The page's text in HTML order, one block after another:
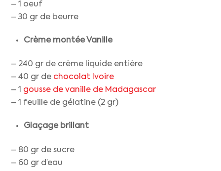
– 1 oeuf
– 30 gr de beurre
Crème montée Vanille
– 240 gr de crème liquide entière
– 40 gr de chocolat Ivoire
– 1 gousse de vanille de Madagascar
– 1 feuille de gélatine (2 gr)
Glaçage brillant
– 80 gr de sucre
– 60 gr d’eau